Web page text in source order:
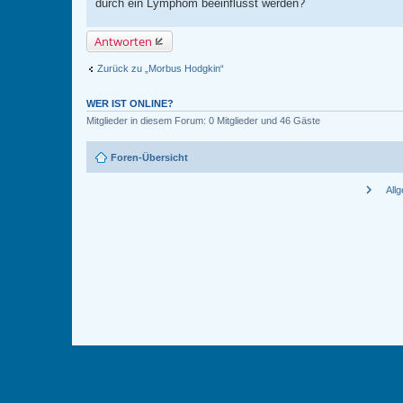
durch ein Lymphom beeinflusst werden?
Antworten
Zurück zu „Morbus Hodgkin“
WER IST ONLINE?
Mitglieder in diesem Forum: 0 Mitglieder und 46 Gäste
Foren-Übersicht
chevron_right